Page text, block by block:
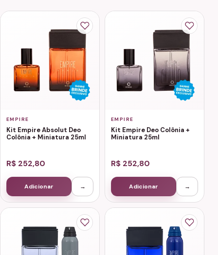
EMPIRE
Kit Empire Absolut Deo
Colônia + Miniatura 25ml
R$ 252,80
Adicionar →
EMPIRE
Kit Empire Deo Colônia +
Miniatura 25ml
R$ 252,80
Adicionar →